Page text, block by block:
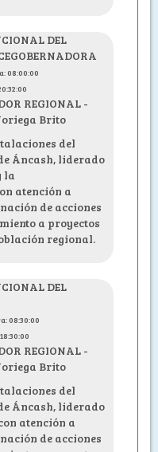
DEL
08:00:00
REGIONAL -
Brito
del
Áncash, liderado
la
atención a
de acciones
a proyectos
regional.
DEL
08:30:00
REGIONAL -
Brito
del
Áncash, liderado
atención a
de acciones